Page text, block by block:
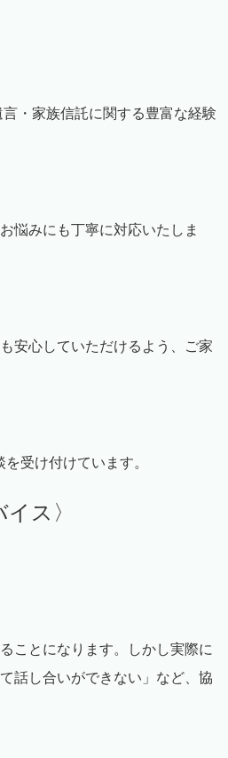
・家族信託に関する豊富な経験
悩みにも丁寧に対応いたしま
安心していただけるよう、ご家
を受け付けています。
ス〉
ことになります。しかし実際に
話し合いができない」など、協